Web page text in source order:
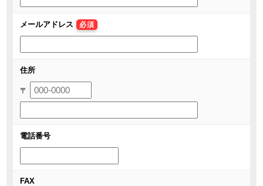
メールアドレス 必須
住所
〒
電話番号
FAX